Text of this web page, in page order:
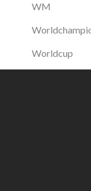
WM
Worldcup